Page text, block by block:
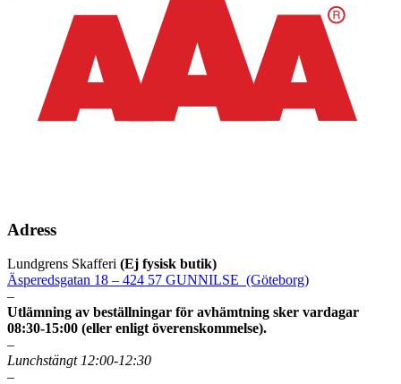
Adress
Lundgrens Skafferi (Ej fysisk butik)
Äsperedsgatan 18 – 424 57 GUNNILSE (Göteborg)
–
Utlämning av beställningar för avhämtning sker vardagar
08:30-15:00 (eller enligt överenskommelse).
–
Lunchstängt 12:00-12:30
–